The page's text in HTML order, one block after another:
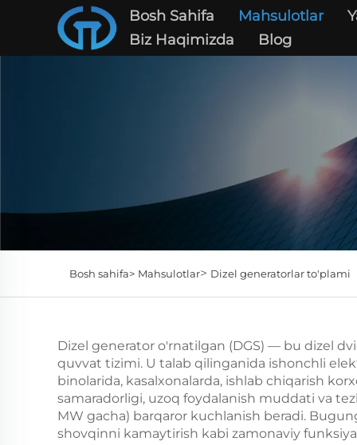
Bosh Sahifa Mahsulotlar
Biz Haqimizda
Blog
Bosh sahifa> Mahsulotlar> Dizel generatorlar to'plami
Dizel generator o'rnatilgan (DGS) — bu dizel
quvvat tizimi. U talab qilinganida ishonchli
binolarida, kasalxonalarda, ishlab chiqarish
samaradorligi, uzoq foydalanish muddati va
MW gacha) barqaror kuchlanish beradi.
shovqinni kamaytirish kabi zamonaviy